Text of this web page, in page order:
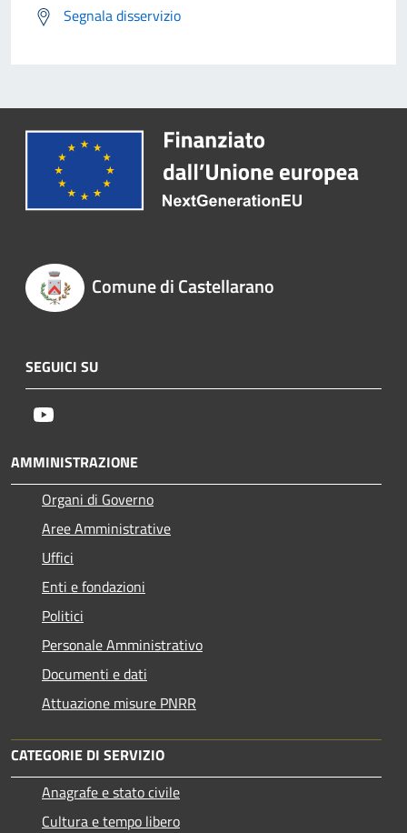
Segnala disservizio
Comune di Castellarano
SEGUICI SU
AMMINISTRAZIONE
Organi di Governo
Aree Amministrative
Uffici
Enti e fondazioni
Politici
Personale Amministrativo
Documenti e dati
Attuazione misure PNRR
CATEGORIE DI SERVIZIO
Anagrafe e stato civile
Cultura e tempo libero